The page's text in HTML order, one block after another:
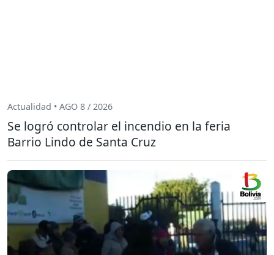
Actualidad • AGO 8 / 2026
Se logró controlar el incendio en la feria
Barrio Lindo de Santa Cruz